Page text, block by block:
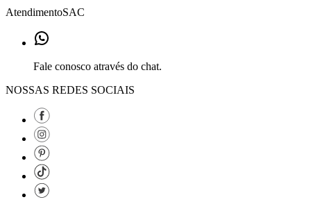
AtendimentoSAC
Fale conosco através do chat.
NOSSAS REDES SOCIAIS